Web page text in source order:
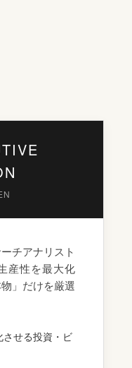
チアナリスト
産性を最大化
」だけを厳選
させる投資・ビ